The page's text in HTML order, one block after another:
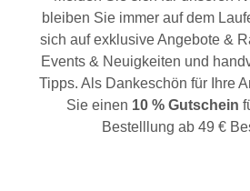
bleiben Sie immer auf dem
sich auf exklusive Angebote &
Events & Neuigkeiten und
Tipps. Als Dankeschön für Ihre
Sie einen 10 % Gutschein
Bestelllung ab 49 €